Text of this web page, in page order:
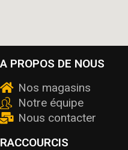
A PROPOS DE NOUS
Nos magasins
Notre équipe
Nous contacter
RACCOURCIS